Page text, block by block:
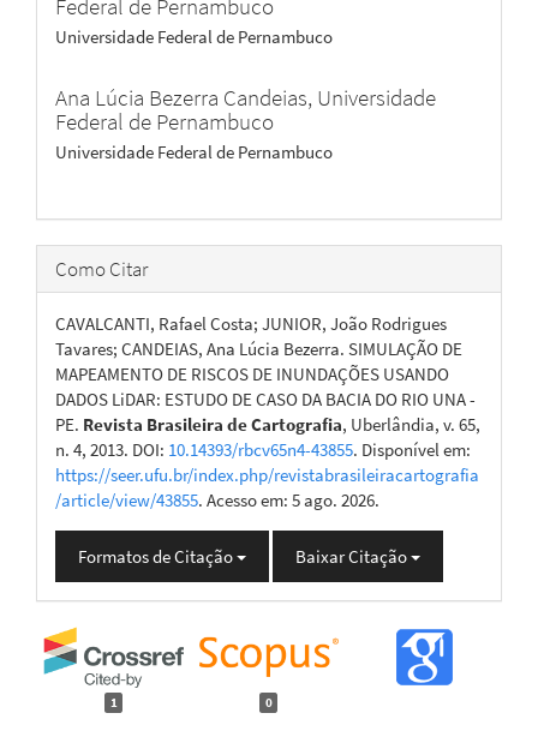
Universidade Federal de Pernambuco
Ana Lúcia Bezerra Candeias, Universidade
Federal de Pernambuco
Universidade Federal de Pernambuco
Como Citar
CAVALCANTI, Rafael Costa; JUNIOR, João Rodrigues
Tavares; CANDEIAS, Ana Lúcia Bezerra. SIMULAÇÃO DE
MAPEAMENTO DE RISCOS DE INUNDAÇÕES USANDO
DADOS LiDAR: ESTUDO DE CASO DA BACIA DO RIO UNA -
PE. Revista Brasileira de Cartografia, Uberlândia, v. 65,
n. 4, 2013. DOI: 10.14393/rbcv65n4-43855. Disponível em:
https://seer.ufu.br/index.php/revistabrasileiracartografia
/article/view/43855. Acesso em: 5 ago. 2026.
Formatos de Citação Baixar Citação
1 0